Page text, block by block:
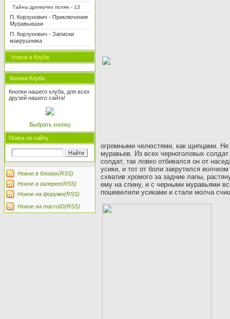
Тайны дремучих полян - 13
П. Корзунович - Приключения
Муравьишки
П. Корзунович - Записки
макрушника
Новое в Клубе
Кнопки Клуба
Кнопки нашего клуба, для всех
друзей нашего сайта!
Выбрать кнопку
Поиск по сайту
Новое в блогах(RSS)
Новое в галерее(RSS)
Новое на форуме(RSS)
Новое на macroID(RSS)
огромными челюстями, как щипцами. Не
муравьев. Из всех черноголовых
солдат, так ловко отбивался он от
усики, и тот от боли закрутился
схватив хромого за задние лапы,
ему на спину, и с черными муравьями
пошевелили усиками и стали молча